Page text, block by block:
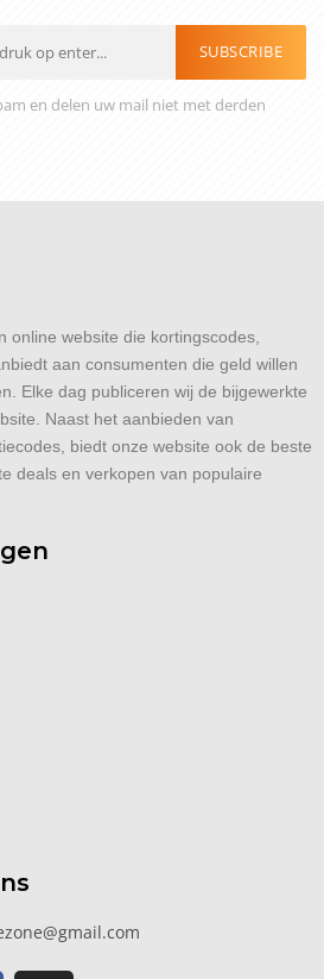
SUBSCRIBE
en delen uw mail niet met derden
online website die kortingscodes,
aan consumenten die geld willen
Elke dag publiceren wij de bijgewerkte
Naast het aanbieden van
biedt onze website ook de beste
deals en verkopen van populaire